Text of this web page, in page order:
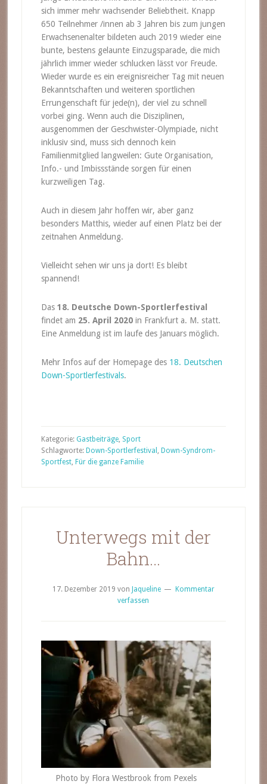
sich immer mehr wachsender Beliebtheit. Knapp
650 Teilnehmer /innen ab 3 Jahren bis zum jungen
Erwachsenenalter bildeten auch 2019 wieder eine
bunte, bestens gelaunte Einzugsparade, die mich
jährlich immer wieder schlucken lässt vor Freude.
Wieder wurde es ein ereignisreicher Tag mit neuen
Bekanntschaften und weiteren sportlichen
Errungenschaft für jede(n), der viel zu schnell
vorbei ging. Wenn auch die Disziplinen,
ausgenommen der Geschwister-Olympiade, nicht
inklusiv sind, muss sich dennoch kein
Familienmitglied langweilen: Gute Organisation,
Info.- und Imbissstände sorgen für einen
kurzweiligen Tag.
Auch in diesem Jahr hoffen wir, aber ganz
besonders Matthis, wieder auf einen Platz bei der
zeitnahen Anmeldung.
Vielleicht sehen wir uns ja dort! Es bleibt
spannend!
Das18. Deutsche Down-Sportlerfestival
findet am 25. April 2020in Frankfurt a. M. statt.
Eine Anmeldung ist im laufe des Januars möglich.
Mehr Infos auf der Homepage des 18. Deutschen
Down-Sportlerfestivals.
Kategorie: Gastbeiträge, Sport
Schlagworte: Down-Sportlerfestival
Down-Syndrom-
Sportfest, Für die ganze Familie
Unterwegs mit der
Bahn…
17. Dezember 2019 von Jaqueline
Kommentar
verfassen
Photo by Flora Westbrook from Pexels